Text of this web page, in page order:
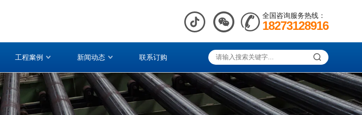
全国咨询服务热线：
18273128916
工程案例 新闻动态 联系订购